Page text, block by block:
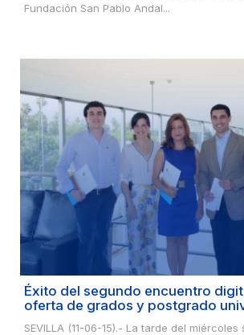
Fundación San Pablo Andal...
Éxito del segundo encuentro
oferta de grados y postgrado
SEVILLA (11-06-15).- La tarde del